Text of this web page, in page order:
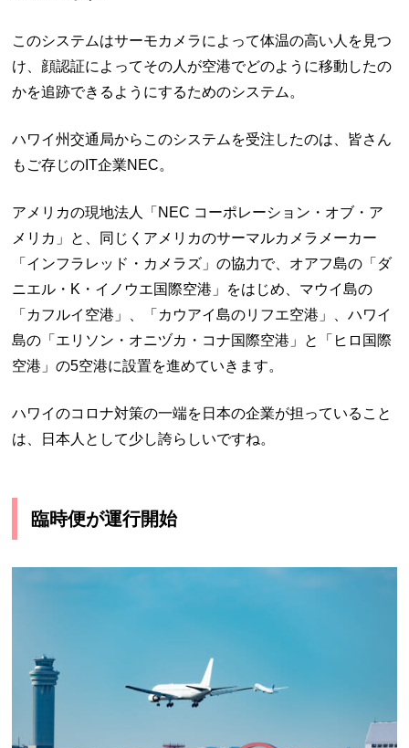
このシステムはサーモカメラによって体温の高い人を見つ
け、顔認証によってその人が空港でどのように移動したの
かを追跡できるようにするためのシステム。
ハワイ州交通局からこのシステムを受注したのは、皆さん
もご存じのIT企業NEC。
アメリカの現地法人「NEC コーポレーション・オブ・ア
メリカ」と、同じくアメリカのサーマルカメラメーカー
「インフラレッド・カメラズ」の協力で、オアフ島の「ダ
ニエル・K・イノウエ国際空港」をはじめ、マウイ島の
「カフルイ空港」、「カウアイ島のリフエ空港」、ハワイ
島の「エリソン・オニヅカ・コナ国際空港」と「ヒロ国際
空港」の5空港に設置を進めていきます。
ハワイのコロナ対策の一端を日本の企業が担っていること
は、日本人として少し誇らしいですね。
臨時便が運行開始